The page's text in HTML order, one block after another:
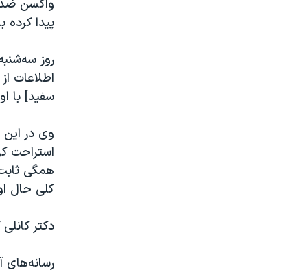
واكسن
پيدا كرده
اطلاعات
سفید] با
وی در
استراحت
کلی حال
دکتر
رسانه‌های